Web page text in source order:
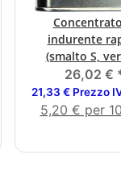
indurente
(smalto S,
robusta, colori
3in1)
26,02 €
21,33 € Prezzo
5,20 € per